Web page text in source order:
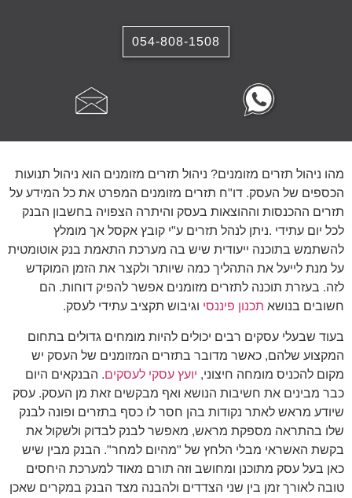
054-808-1508
מהו ניהול תזרים מזומנים? ניהול תזרים מזומנים הוא ניהול תנועות
הכספים של העסק. דו"ח תזרים מזומנים המפרט את כל המידע על
תזרים ההכנסות וההוצאות בעסק והיתרה הצפויה בחשבון הבנק
לכל יום עתידי .ניתן לנהל תזרים ע"י קובץ אקסל אך מומלץ
להשתמש בתוכנה ייעודית שיש בה מערכת התאמת בנק אוטומטית
על מנת לייעל את התהליך כמה שיותר ולקצר את הזמן המוקדש
לזה. בעזרת תוכנה לתזרים מזומנים אפשר להפיק דוחות. הם
חשובים בנושא תכנון פיננסי וגיבוש תקציב עתידי לעסק.
בעוד שבעלי עסקים רבים יכולים להיות מומחים גדולים בתחום
המקצוע שלהם, כאשר מדובר בתזרים המזומנים של העסק יש
מקום להכניס מומחה חיצוני, יועץ עסקי לעסקים. הבנקאים היום
כבר מבינים את חשיבות הנושא ואף מבקשים זאת מן העסק. עסק
שיודע מראש לאתר נקודות בהן חסר לו כסף בתזרים ופונה לבנק
שלו בהתראה מספקת מראש, מאפשר לבנק לבדוק ולשקול את
בקשת האשראי מבלי הלחץ של "מהיום למחר". הבנק מבין שיש
כאן בעל עסק מתוכנן ומחושב וזה תורם מאוד למערכת היחסים
טובה לאורך זמן בין שני הצדדים ולהבנה מצד הבנק במקרים שאכן